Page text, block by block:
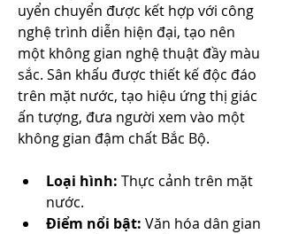
uyển chuyển được kết hợp với công
nghệ trình diễn hiện đại, tạo nên
một không gian nghệ thuật đầy màu
sắc. Sân khấu được thiết kế độc đáo
trên mặt nước, tạo hiệu ứng thị giác
ấn tượng, đưa người xem vào một
không gian đậm chất Bắc Bộ.
Loại hình: Thực cảnh trên mặt
nước.
Điểm nổi bật: Văn hóa dân gian